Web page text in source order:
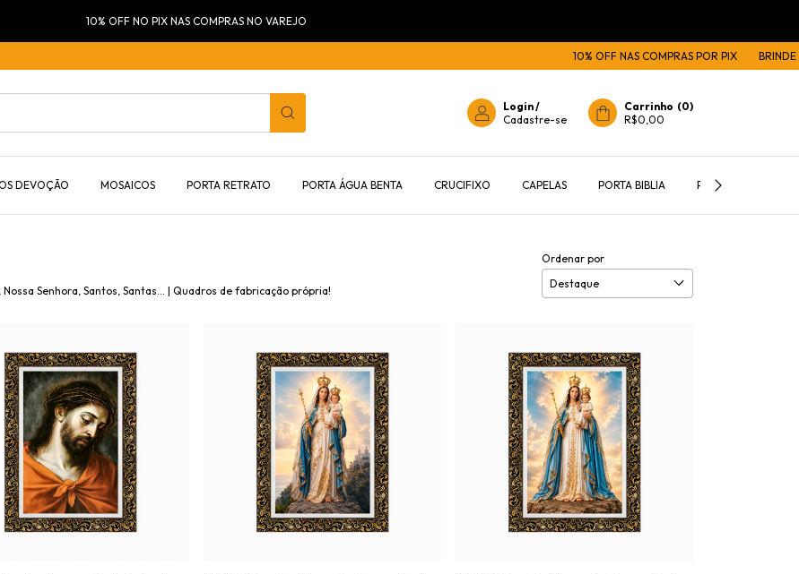
10% OFF NO PIX NAS COMPRAS NO VAREJO
10% OFF NAS COMPRAS POR PIX BRINDE
Login/
Cadastre-se
Carrinho (0)
R$0,00
DEVOÇÃO MOSAICOS PORTA RETRATO PORTA ÁGUA BENTA CRUCIFIXO CAPELAS PORTA BIBLIA PORTA TERÇOS E
Senhora, Santos, Santas... | Quadros de fabricação própria!
Ordenar por